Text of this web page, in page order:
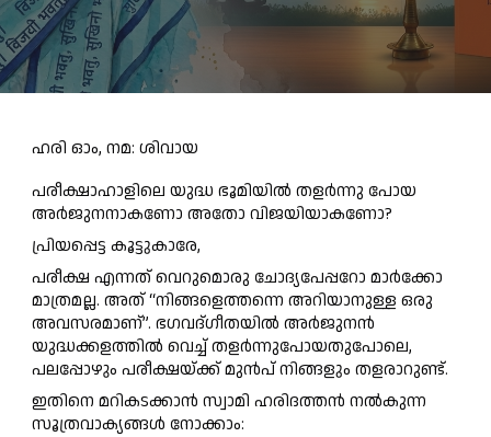
ഹരി ഓം, നമ: ശിവായ
പരീക്ഷാഹാളിലെ യുദ്ധ ഭൂമിയിൽ തളർന്നു പോയ
അർജുനനാകണോ അതോ വിജയിയാകണോ?
പ്രിയപ്പെട്ട കൂട്ടുകാരേ,
പരീക്ഷ എന്നത് വെറുമൊരു ചോദ്യപേപ്പറോ മാർക്കോ
മാത്രമല്ല. അത് “നിങ്ങളെത്തന്നെ അറിയാനുള്ള ഒരു
അവസരമാണ്”. ഭഗവദ്ഗീതയിൽ അർജുനൻ
യുദ്ധക്കളത്തിൽ വെച്ച് തളർന്നുപോയതുപോലെ,
പലപ്പോഴും പരീക്ഷയ്ക്ക് മുൻപ് നിങ്ങളും തളരാറുണ്ട്.
ഇതിനെ മറികടക്കാൻ സ്വാമി ഹരിദത്തൻ നൽകുന്ന
സൂത്രവാക്യങ്ങൾ നോക്കാം: